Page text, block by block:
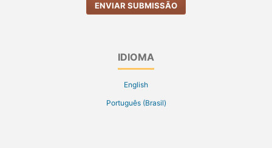
ENVIAR SUBMISSÃO
IDIOMA
English
Português (Brasil)